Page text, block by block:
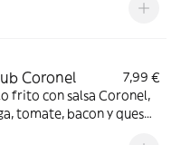
Coronel
7,99 €
frito con salsa Coronel,
tomate, bacon y queso,